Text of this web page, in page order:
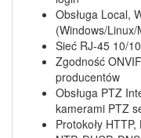
Obsługa Local,
(Windows/
Sieć RJ-45 10/
Zgodność
producentów
Obsługa PTZ
kamerami PTZ
Protokoły